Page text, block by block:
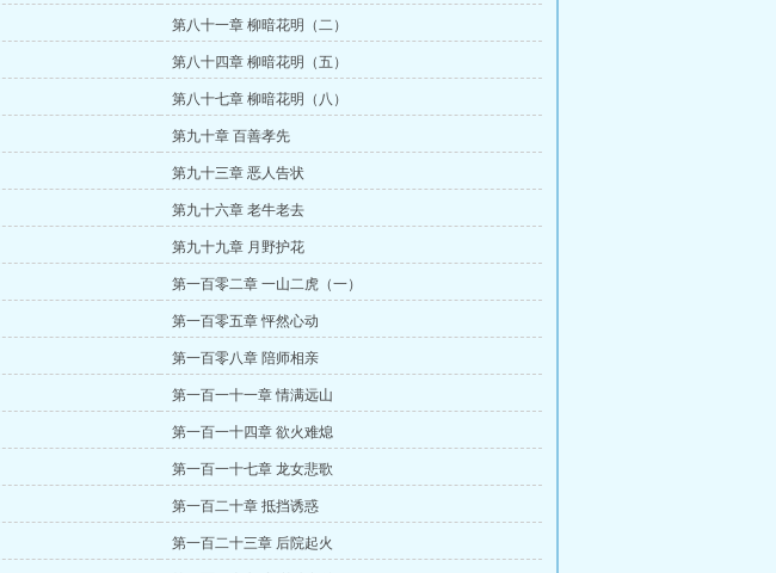
第八十一章 柳暗花明（二）
第八十四章 柳暗花明（五）
第八十七章 柳暗花明（八）
第九十章 百善孝先
第九十三章 恶人告状
第九十六章 老牛老去
第九十九章 月野护花
第一百零二章 一山二虎（一）
第一百零五章 怦然心动
第一百零八章 陪师相亲
第一百一十一章 情满远山
第一百一十四章 欲火难熄
第一百一十七章 龙女悲歌
第一百二十章 抵挡诱惑
第一百二十三章 后院起火